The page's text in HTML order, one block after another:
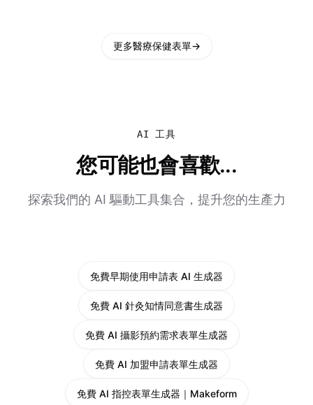
更多醫療保健表單→
AI 工具
您可能也會喜歡...
探索我們的 AI 驅動工具集合，提升您的生產力
免費早期使用申請表 AI 生成器
免費 AI 針灸知情同意書生成器
免費 AI 攝影預約需求表單生成器
免費 AI 加盟申請表單生成器
免費 AI 指控表單生成器｜Makeform